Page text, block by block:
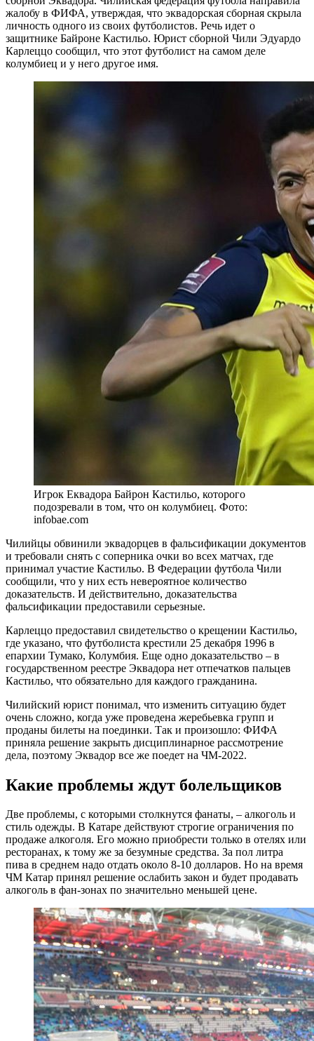
жалобу в ФИФА, утверждая, что эквадорская сборная скрыла
личность одного из своих футболистов. Речь идет о
защитнике Байроне Кастильо. Юрист сборной Чили Эдуардо
Карлеццо сообщил, что этот футболист на самом деле
колумбиец и у него другое имя.
Игрок Еквадора Байрон Кастильо, которого
подозревали в том, что он колумбиец. Фото:
infobae.com
Чилийцы обвинили эквадорцев в фальсификации документов
и требовали снять с соперника очки во всех матчах, где
принимал участие Кастильо. В Федерации футбола Чили
сообщили, что у них есть невероятное количество
доказательств. И действительно, доказательства
фальсификации предоставили серьезные.
Карлеццо предоставил свидетельство о крещении Кастильо,
где указано, что футболиста крестили 25 декабря 1996 в
епархии Тумако, Колумбия. Еще одно доказательство – в
государственном реестре Эквадора нет отпечатков пальцев
Кастильо, что обязательно для каждого гражданина.
Чилийский юрист понимал, что изменить ситуацию будет
очень сложно, когда уже проведена жеребьевка групп и
проданы билеты на поединки. Так и произошло: ФИФА
приняла решение закрыть дисциплинарное рассмотрение
дела, поэтому Эквадор все же поедет на ЧМ-2022.
Какие проблемы ждут болельщиков
Две проблемы, с которыми столкнутся фанаты, – алкоголь и
стиль одежды. В Катаре действуют строгие ограничения по
продаже алкоголя. Его можно приобрести только в отелях или
ресторанах, к тому же за безумные средства. За пол литра
пива в среднем надо отдать около 8-10 долларов. Но на время
ЧМ Катар принял решение ослабить закон и будет продавать
алкоголь в фан-зонах по значительно меньшей цене.